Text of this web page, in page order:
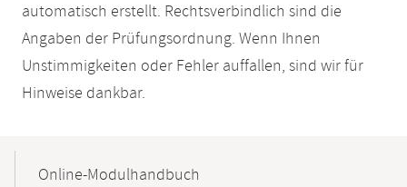
automatisch erstellt. Rechtsverbindlich sind die
Angaben der Prüfungsordnung. Wenn Ihnen
Unstimmigkeiten oder Fehler auffallen, sind wir für
Hinweise dankbar.
NavigationOnline-Modulhandbuch